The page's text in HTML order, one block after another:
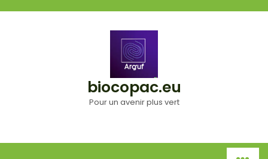
biocopac.eu
Pour un avenir plus vert